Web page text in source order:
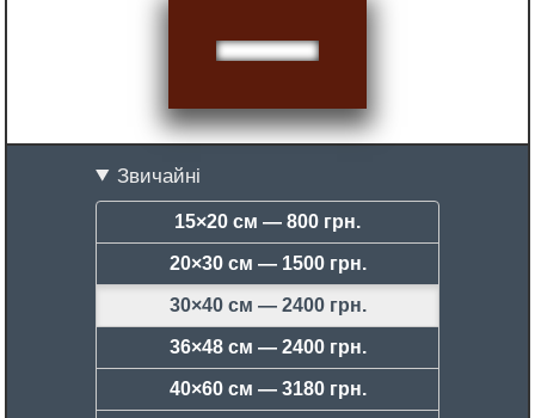
Звичайні
15×20 см — 800 грн.
20×30 см — 1500 грн.
30×40 см — 2400 грн.
36×48 см — 2400 грн.
40×60 см — 3180 грн.